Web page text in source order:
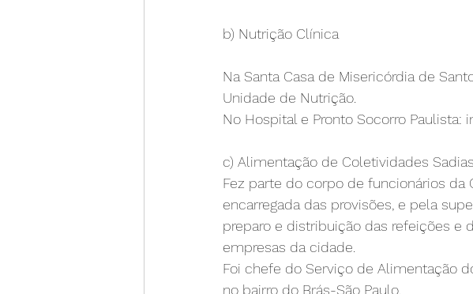
b) Nutrição Clínica
Na Santa Casa de Misericórdia de
Unidade de Nutrição.
No Hospital e Pronto Socorro
c) Alimentação de Coletividades Sadias
Fez parte do corpo de funcionários da
encarregada das provisões, e pela
preparo e distribuição das refeições e
empresas da cidade.
Foi chefe do Serviço de Alimentação
no bairro do Brás-São Paulo.